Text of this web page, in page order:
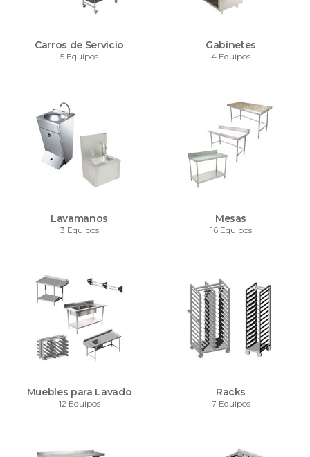
Carros de Servicio
5 Equipos
Gabinetes
4 Equipos
Lavamanos
3 Equipos
Mesas
16 Equipos
Muebles para Lavado
12 Equipos
Racks
7 Equipos